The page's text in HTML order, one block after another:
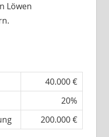
Löwen
40.000 €
20%
200.000 €